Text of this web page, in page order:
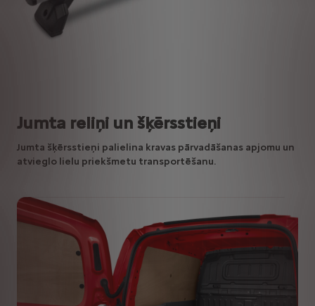
Jumta reliņi un šķērsstieņi
Jumta šķērsstieņi palielina kravas pārvadāšanas apjomu un
atvieglo lielu priekšmetu transportēšanu.